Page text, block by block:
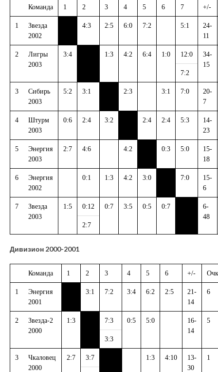
Команда 1 2 3 4 5 6 7 +/-
1
Звезда
2002
4:3 2:5 6:0 7:2 5:1
24-
11
2
Лигры
2003
3:4 1:3 4:2 6:4 1:0 12:0
34-
15
7:2
3
Сибирь
2003
5:2 3:1 2:3 3:1 7:0
20-
7
4
Штурм
2003
0:6 2:4 3:2 2:4 2:4 5:3
14-
23
5
Энергия
2003
2:7 4:6 4:2 0:3 5:0
15-
18
6
Энергия
2002
0:1 1:3 4:2 3:0 7:0
15-
6
7
Звезда
2003
1:5 0:12 0:7 3:5 0:5 0:7
6-
48
2:7
Дивизион 2000-2001
Команда 1 2 3 4 5 6 +/-
1
Энергия
2001
3:1 7:2 3:4 6:2 2:5
21-
14
6
2
Звезда-2
2000
1:3 7:3 0:5 5:0
16-
14
5
3:3
3
Чкаловец
2000
2:7 3:7 1:3 4:10
13-
30
1